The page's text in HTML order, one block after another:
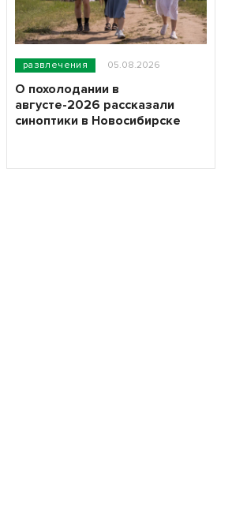
развлечения 05.08.2026
О похолодании в
августе-2026 рассказали
синоптики в Новосибирске